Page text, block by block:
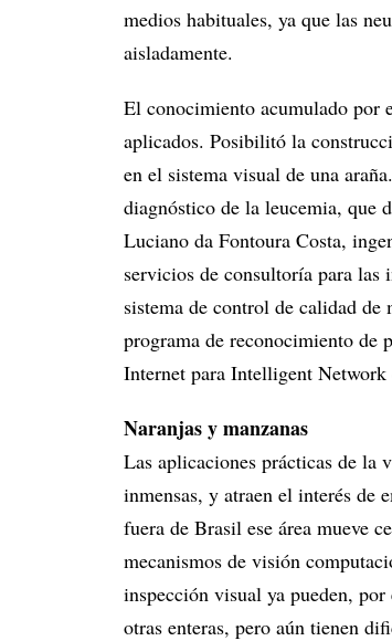
medios habituales, ya que las
aisladamente.
El conocimiento acumulado por
aplicados. Posibilitó la
en el sistema visual de una
diagnóstico de la leucemia, que
Luciano da Fontoura Costa,
servicios de consultoría para las
sistema de control de calidad
programa de reconocimiento de
Internet para Intelligent Network
Naranjas y manzanas
Las aplicaciones prácticas de la
inmensas, y atraen el interés de
fuera de Brasil ese área mueve
mecanismos de visión
inspección visual ya pueden,
otras enteras, pero aún tienen